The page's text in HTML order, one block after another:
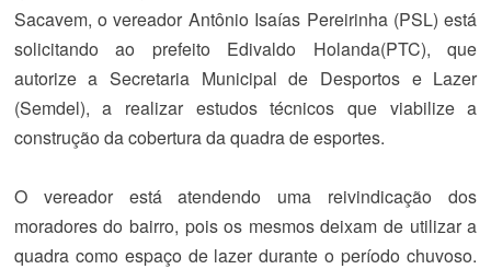
Sacavem, o vereador Antônio Isaías Pereirinha (PSL) está
solicitando ao prefeito Edivaldo Holanda(PTC), que
autorize a Secretaria Municipal de Desportos e Lazer
(Semdel), a realizar estudos técnicos que viabilize a
construção da cobertura da quadra de esportes.
O vereador está atendendo uma reivindicação dos
moradores do bairro, pois os mesmos deixam de utilizar a
quadra como espaço de lazer durante o período chuvoso.